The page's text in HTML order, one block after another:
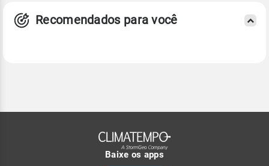
Recomendados para você
Baixe os apps